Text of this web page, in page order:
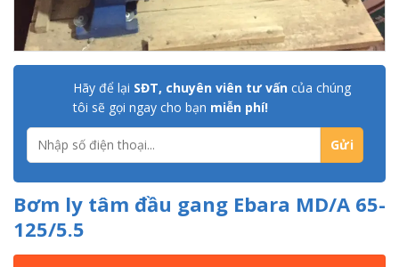
Hãy để lại SĐT, chuyên viên tư vấn của chúng
tôi sẽ gọi ngay cho bạn miễn phí!
Bơm ly tâm đầu gang Ebara MD/A 65-
125/5.5